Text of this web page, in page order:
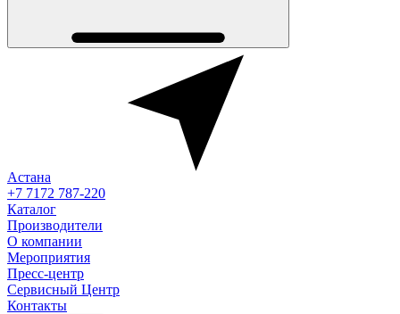
Астана
+7 7172 787-220
Каталог
Производители
О компании
Мероприятия
Пресс-центр
Сервисный Центр
Контакты